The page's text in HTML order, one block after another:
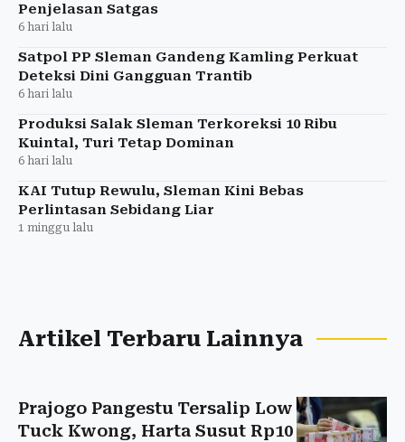
Penjelasan Satgas
6 hari lalu
Satpol PP Sleman Gandeng Kamling Perkuat
Deteksi Dini Gangguan Trantib
6 hari lalu
Produksi Salak Sleman Terkoreksi 10 Ribu
Kuintal, Turi Tetap Dominan
6 hari lalu
KAI Tutup Rewulu, Sleman Kini Bebas
Perlintasan Sebidang Liar
1 minggu lalu
Artikel Terbaru Lainnya
Prajogo Pangestu Tersalip Low
Tuck Kwong, Harta Susut Rp10